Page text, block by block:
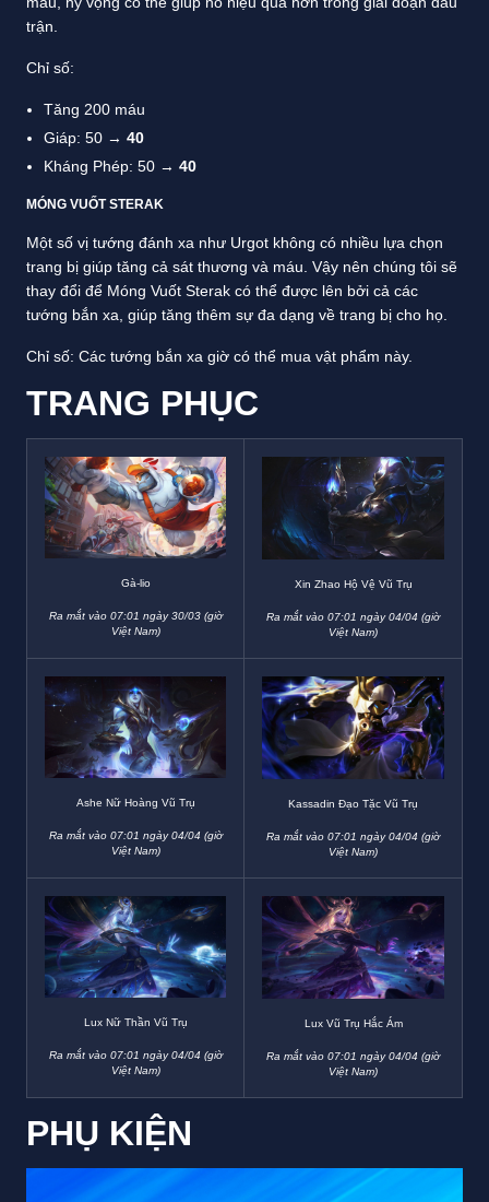
trận.
Chỉ số:
Tăng 200 máu
Giáp: 50 → 40
Kháng Phép: 50 → 40
MÓNG VUỐT STERAK
Một số vị tướng đánh xa như Urgot không có nhiều lựa chọn
trang bị giúp tăng cả sát thương và máu. Vậy nên chúng tôi sẽ
thay đổi để Móng Vuốt Sterak có thể được lên bởi cả các
tướng bắn xa, giúp tăng thêm sự đa dạng về trang bị cho họ.
Chỉ số: Các tướng bắn xa giờ có thể mua vật phẩm này.
TRANG PHỤC
Gà-lio
Ra mắt vào 07:01 ngày 30/03 (giờ
Việt Nam)
Xin Zhao Hộ Vệ Vũ Trụ
Ra mắt vào 07:01 ngày 04/04 (giờ
Việt Nam)
Ashe Nữ Hoàng Vũ Trụ
Ra mắt vào 07:01 ngày 04/04 (giờ
Việt Nam)
Kassadin Đạo Tặc Vũ Trụ
Ra mắt vào 07:01 ngày 04/04 (giờ
Việt Nam)
Lux Nữ Thần Vũ Trụ
Ra mắt vào 07:01 ngày 04/04 (giờ
Việt Nam)
Lux Vũ Trụ Hắc Ám
Ra mắt vào 07:01 ngày 04/04 (giờ
Việt Nam)
PHỤ KIỆN